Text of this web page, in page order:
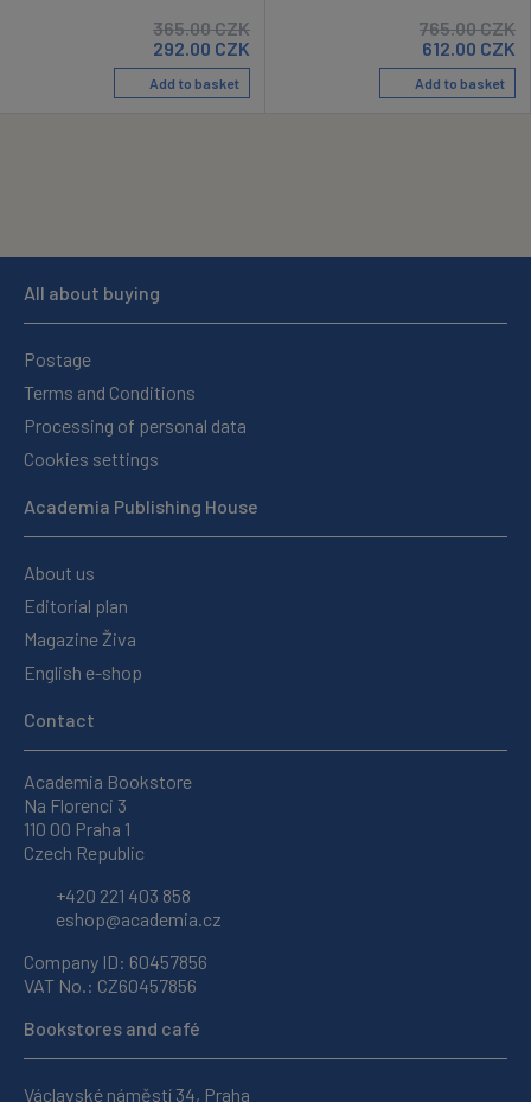
365.00CZK
292.00 CZK
Add to basket
765.00CZK
612.00 CZK
Add to basket
All about buying
Postage
Terms and Conditions
Processing of personal data
Cookies settings
Academia Publishing House
About us
Editorial plan
Magazine Živa
English e-shop
Contact
Academia Bookstore
Na Florenci 3
110 00 Praha 1
Czech Republic
+420 221 403 858
eshop@academia.cz
Company ID: 60457856
VAT No.: CZ60457856
Bookstores and café
Václavské náměstí 34, Praha